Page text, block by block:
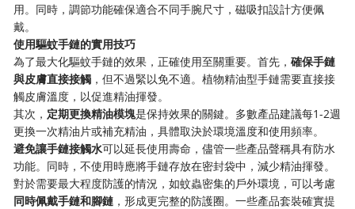
用。同時，調節功能確保適合不同手腕尺寸，磁吸扣設計方便佩
戴。
使用驅蚊手鏈的實用技巧
為了最大化驅蚊手鏈的效果，正確使用至關重要。首先，確保手鏈
與皮膚直接接觸 ，但不過緊以免不適。植物精油型手鏈需要直接接
觸皮膚溫度，以促進精油揮發。
其次， 定期更換精油模塊是保持效果的關鍵。多數產品建議每1-2週
更換一次精油片或補充精油，具體取決於環境溫度和使用頻率。
避免讓手鏈接觸水可以延長使用壽命，儘管一些產品聲稱具有防水
功能。同時，不使用時應將手鏈存放在密封袋中，減少精油揮發。
對於需要最大程度防護的情況，如蚊蟲密集的戶外環境，可以考慮
同時佩戴手鏈和腳鏈 ，形成更完整的防護圈。一些產品套裝確實提